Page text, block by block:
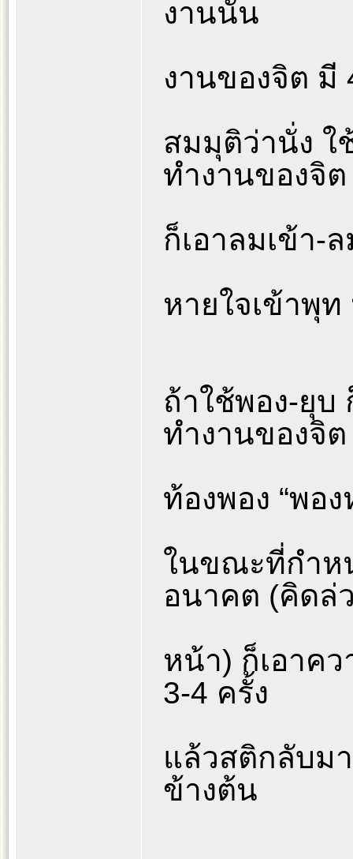
งานนั้น
งานของจิต มี
สมมุติว่านั่ง ใ
ทำงานของจิต
ก็เอาลมเข้า-
หายใจเข้าพุ
ถ้าใช้พอง-ยุบ
ทำงานของจิต
ท้องพอง “พอ
ในขณะที่กำห
อนาคต (คิดล่
หน้า) ก็เอาค
3-4 ครั้ง
แล้วสติกลับม
ข้างต้น